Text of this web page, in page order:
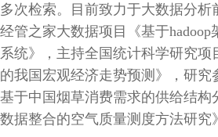
多次检索。目前致力于大数据分析
经管之家大数据项目《基于
系统》，主持全国统计科学研究项
的我国宏观经济走势预测》，研究
基于中国烟草消费需求的供给结构
数据整合的空气质量测度方法研究